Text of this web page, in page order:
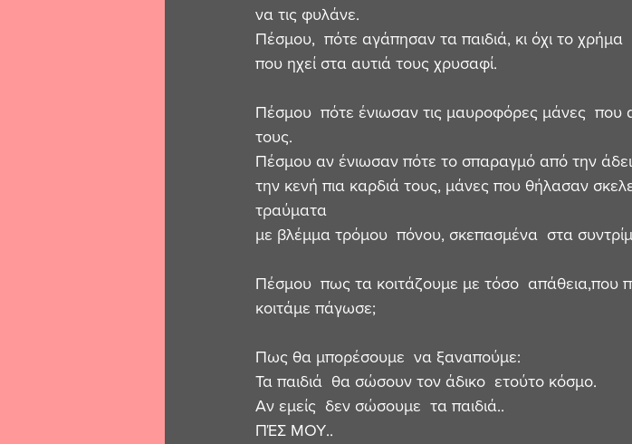
να τις φυλάνε.
Πέσμου,  πότε αγάπησαν τα παιδιά, κι όχι το χρήμα
που ηχεί στα αυτιά τους χρυσαφί.
Πέσμου  πότε ένιωσαν τις μαυροφόρες μάνες  που
τους.
Πέσμου αν ένιωσαν πότε το σπαραγμό από την
την κενή πια καρδιά τους, μάνες που θήλασαν
τραύματα
με βλέμμα τρόμου  πόνου, σκεπασμένα  στα
Πέσμου  πως τα κοιτάζουμε με τόσο  απάθεια,που
κοιτάμε πάγωσε;
Πως θα μπορέσουμε  να ξαναπούμε:
Τα παιδιά  θα σώσουν τον άδικο  ετούτο κόσμο.
Αν εμείς  δεν σώσουμε  τα παιδιά..
ΠΈΣ ΜΟΥ..